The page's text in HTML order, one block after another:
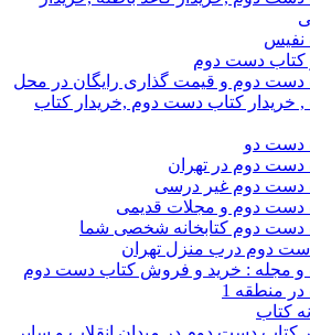
نفیس
کتاب دست دوم
دست دوم و قیمت گذاری رایگان در محل
, خریدار کتاب دست دوم ,خریدار کتاب
دست دو
دست دوم در تهران
دست دوم غیر درسی
دست دوم و مجلات قدیمی
دست دوم کتابخانه شخصی شما
دوم درب منزل تهران
و مجله : خرید و فروش کتاب دست دوم
منطقه 1
کتاب